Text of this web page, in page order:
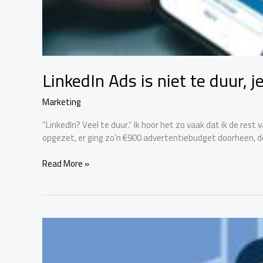
LinkedIn Ads is niet te duur,
Marketing
“LinkedIn? Veel te duur.” Ik hoor het zo vaak dat ik de
opgezet, er ging zo’n €900 advertentiebudget doorheen,
Read More »
AI-